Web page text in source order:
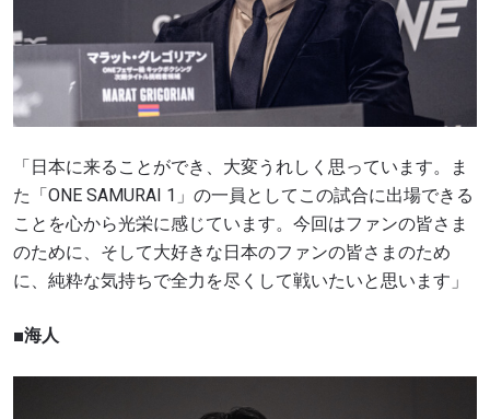
「日本に来ることができ、大変うれしく思っています。ま
た「ONE SAMURAI 1」の一員としてこの試合に出場できる
ことを心から光栄に感じています。今回はファンの皆さま
のために、そして大好きな日本のファンの皆さまのため
に、純粋な気持ちで全力を尽くして戦いたいと思います」
■海人
大会
名前（ローマ字で記入）
購読
このフォームを送信することにより、お客様は当
社のプライバシーポリシーに基づく情報の収集、
使用および開示に同意したことになります。お客
様は、いつでも配信を停止することができます。